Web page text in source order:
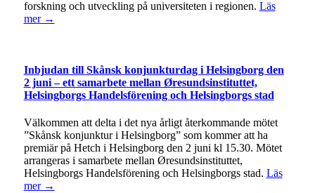
forskning och utveckling på universiteten i regionen. Läs
mer →
Inbjudan till Skånsk konjunkturdag i Helsingborg den
2 juni – ett samarbete mellan Øresundsinstituttet,
Helsingborgs Handelsförening och Helsingborgs stad
Välkommen att delta i det nya årligt återkommande mötet
”Skånsk konjunktur i Helsingborg” som kommer att ha
premiär på Hetch i Helsingborg den 2 juni kl 15.30. Mötet
arrangeras i samarbete mellan Øresundsinstituttet,
Helsingborgs Handelsförening och Helsingborgs stad. Läs
mer →